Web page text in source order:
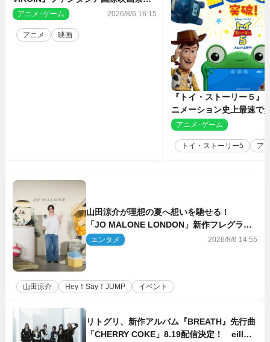
長編アニメ部門で観客賞・金賞受賞！
アニメ･ゲーム 2026/8/6 16:15
アニメ 映画
『トイ・ストーリー５』
ニメーション史上最速で
億円突破 シリーズNo.1
アニメ･ゲーム
トイ・ストーリー5 ア
山田涼介が理想の夏へ想いを馳せる！
「JO MALONE LONDON」新作フレグラン
スを体験
エンタメ 2026/8/6 14:55
山田涼介 Hey！Say！JUMP イベント
リトグリ、新作アルバム『BREATH』先行曲
「CHERRY COKE」8.19配信決定！ eill書